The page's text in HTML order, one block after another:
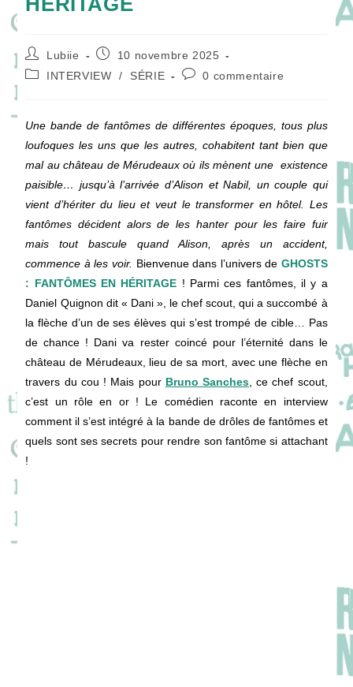
Auteur/autrice
de
la
Lubiie
Publication
publiée :
10 novembre 2025
PostINTERVIEW / SÉRIE
Commentaires
0 commentaire
Une bande de fantômes de différentes époques, tous plus
loufoques les uns que les autres, cohabitent tant bien que
mal au château de Mérudeaux où ils mènent une existence
paisible… jusqu’à l’arrivée d’Alison et Nabil, un couple qui
vient d’hériter du lieu et veut le transformer en hôtel. Les
fantômes décident alors de les hanter pour les faire fuir
mais tout bascule quand Alison, après un accident,
commence à les voir. Bienvenue dans l’univers de GHOSTS
: FANTÔMES EN HÉRITAGE ! Parmi ces fantômes, il y a
Daniel Quignon dit « Dani », le chef scout, qui a succombé à
la flèche d’un de ses élèves qui s’est trompé de cible… Pas
de chance ! Dani va rester coincé pour l’éternité dans le
château de Mérudeaux, lieu de sa mort, avec une flèche en
travers du cou ! Mais pour Bruno Sanches, ce chef scout,
c’est un rôle en or ! Le comédien raconte en interview
comment il s’est intégré à la bande de drôles de fantômes et
quels sont ses secrets pour rendre son fantôme si attachant
!